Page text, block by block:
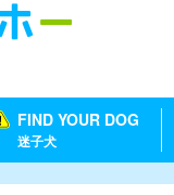
FIND YOUR DOG
迷子犬